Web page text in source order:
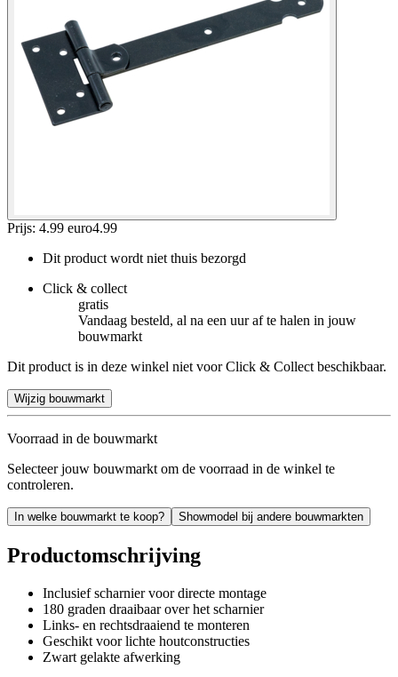
Prijs: 4.99 euro4.99
Dit product wordt niet thuis bezorgd
Click & collect
gratis
Vandaag besteld, al na een uur af te halen in jouw
bouwmarkt
Dit product is in deze winkel niet voor Click & Collect beschikbaar.
Wijzig bouwmarkt
Voorraad in de bouwmarkt
Selecteer jouw bouwmarkt om de voorraad in de winkel te
controleren.
In welke bouwmarkt te koop? Showmodel bij andere bouwmarkten
Productomschrijving
Inclusief scharnier voor directe montage
180 graden draaibaar over het scharnier
Links- en rechtsdraaiend te monteren
Geschikt voor lichte houtconstructies
Zwart gelakte afwerking